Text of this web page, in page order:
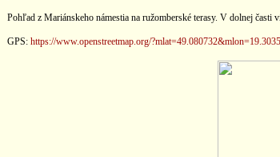
Pohľad z Mariánskeho námestia na ružomberské terasy. V dolnej
GPS: https://www.openstreetmap.org/